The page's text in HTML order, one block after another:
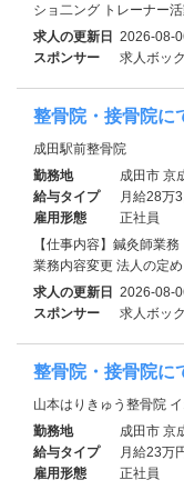
ショ二ング トレーナー
求人の更新日 2026-08-
スポンサー
求人ボッ
整骨院・接骨院に
成田駅前整骨院
勤務地
成田市 京
給与タイプ
月給28万
雇用形態
正社員
【仕事内容】鍼灸師業
業務内容変更 法人の定
求人の更新日 2026-08-
スポンサー
求人ボッ
整骨院・接骨院に
山本はりきゅう整骨院
勤務地
成田市 京
給与タイプ
月給23万
雇用形態
正社員